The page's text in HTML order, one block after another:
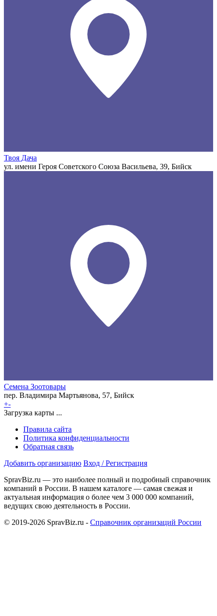
Твоя Дача
ул. имени Героя Советского Союза Васильева, 39, Бийск
Семена Зоотовары
пер. Владимира Мартьянова, 57, Бийск
+-
Загрузка карты ...
Правила сайта
Политика конфиденциальности
Обратная связь
Добавить организацию Вход / Регистрация
SpravBiz.ru — это наиболее полный и подробный справочник
компаний в России. В нашем каталоге — самая свежая и
актуальная информация о более чем 3 000 000 компаний,
ведущих свою деятельность в России.
© 2019-2026 SpravBiz.ru - Справочник организаций России